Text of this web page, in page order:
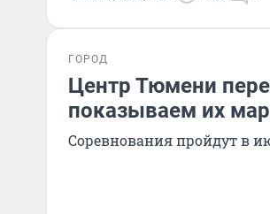
ГОРОД
Центр Тюмени
показываем их
Соревнования пройдут в